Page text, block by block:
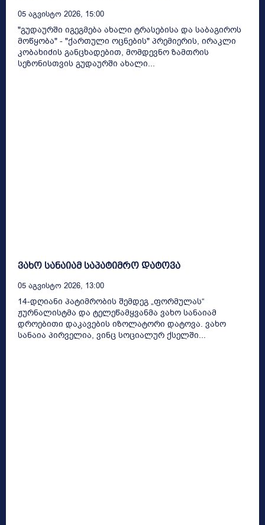
05 Აგვისტო 2026, 15:00
"გუდაურში იგეგმება ახალი ტრასებისა და საბაგიროს
მოწყობა" - "ქართული ოცნების" პრემიერის, ირაკლი
კობახიძის განცხადებით, მომდევნო ზამთრის
სეზონისთვის გუდაურში ახალი...
ვახო სანაიამ საპატიმრო დატოვა
05 Აგვისტო 2026, 13:00
14-დღიანი პატიმრობის შემდეგ „ფორმულას“
ჟურნალისტმა და ტელეწამყვანმა ვახო სანაიამ
დროებითი დაკავების იზოლატორი დატოვა. ვახო
სანაია პირველია, ვინც სოციალურ ქსელში...